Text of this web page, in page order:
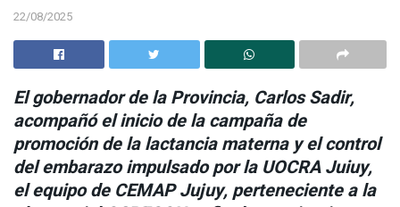
22/08/2025
El gobernador de la Provincia, Carlos Sadir,
acompañó el inicio de la campaña de
promoción de la lactancia materna y el control
del embarazo impulsado por la UOCRA Juiuy,
el equipo de CEMAP Jujuy, perteneciente a la